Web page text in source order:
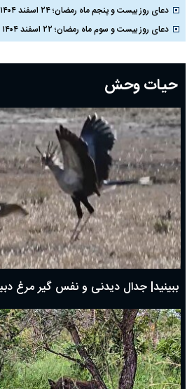
دعای روز بیست و پنجم ماه رمضان؛ ۲۴ اسفند ۱۴۰۴
دعای روز بیست و سوم ماه رمضان؛ ۲۲ اسفند ۱۴۰۴
دعای روز بیستم ماه رمضان؛ ۱۹ اسفند ۱۴۰۴
دعای روز هشتم ماه مبارک رمضان؛ ۷ اسفند ماه ۱۴۰۴
دعای روز هفتم ماه رمضان؛ ۶ اسفند ۱۴۰۴
دعای روز ششم ماه رمضان؛ ۵ اسفند ۱۴۰۴
دعای روز پنجم ماه رمضان؛ ۴ اسفند ۱۴۰۴
دعای روز چهارم ماه مبارک رمضان؛ ۳ اسفند ۱۴۰۴
دعای روز سوم ماه مبارک رمضان؛ ۱۴ اسفند ۱۴۰۴
دعای روز دوم ماه مبارک رمضان ۱ اسفند ماه ۱۴۰۴
دعای روز اول ماه مبارک رمضان، ۳۰ بهمن ۱۴۰۴
حضرت زینب(س) چگونه از دنیا رفت؟
بهترین پیامک تبریک روز پدر ۱۴۰۴؛ جملات زیبا و صمیمانه
حیات وحش
ببینید| جدال دیدنی و نفس گیر مرغ